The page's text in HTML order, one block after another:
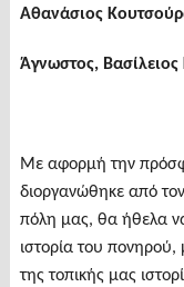
Αθανάσιος
Άγνωστος,
Με αφορμή την
διοργανώθηκε από
πόλη μας, θα ήθελα
ιστορία του πονηρού,
της τοπικής μας